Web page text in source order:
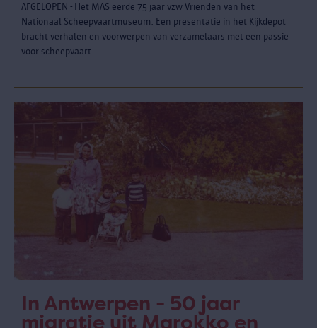
AFGELOPEN - Het MAS eerde 75 jaar vzw Vrienden van het
Nationaal Scheepvaartmuseum. Een presentatie in het Kijkdepot
bracht verhalen en voorwerpen van verzamelaars met een passie
voor scheepvaart.
In Antwerpen - 50 jaar
migratie uit Marokko en